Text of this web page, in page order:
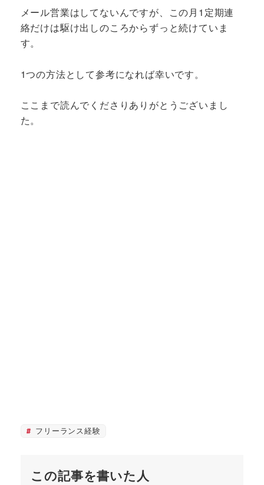
メール営業はしてないんですが、この月1定期連
絡だけは駆け出しのころからずっと続けていま
す。
1つの方法として参考になれば幸いです。
ここまで読んでくださりありがとうございまし
た。
フリーランス経験
この記事を書いた人